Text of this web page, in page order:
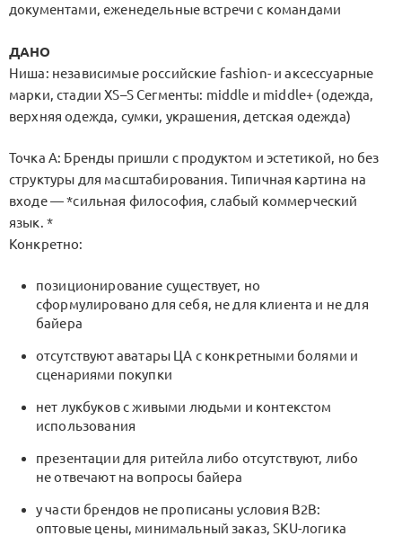
документами, еженедельные встречи с командами
ДАНО
Ниша: независимые российские fashion- и аксессуарные
марки, стадии XS–S Сегменты: middle и middle+ (одежда,
верхняя одежда, сумки, украшения, детская одежда)
Точка А: Бренды пришли с продуктом и эстетикой, но без
структуры для масштабирования. Типичная картина на
входе — *сильная философия, слабый коммерческий
язык. *
Конкретно:
позиционирование существует, но
сформулировано для себя, не для клиента и не для
байера
отсутствуют аватары ЦА с конкретными болями и
сценариями покупки
нет лукбуков с живыми людьми и контекстом
использования
презентации для ритейла либо отсутствуют, либо
не отвечают на вопросы байера
у части брендов не прописаны условия B2B:
оптовые цены, минимальный заказ, SKU-логика